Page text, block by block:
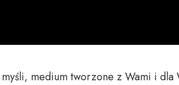
medium tworzone z Wami i